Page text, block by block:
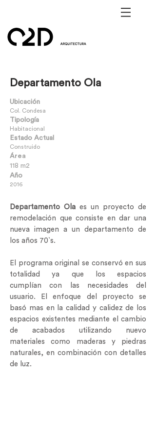
Departamento Ola
Ubicación
Col. Condesa
Tipología
Habitacional
Estado Actual
Construido
Área
118 m2
Año
2016
Departamento Ola es un proyecto de
remodelación que consiste en dar una
nueva imagen a un departamento de
los años 70`s.
El programa original se conservó en sus
totalidad ya que los espacios
cumplían con las necesidades del
usuario. El enfoque del proyecto se
basó mas en la calidad y calidez de los
espacios existentes mediante el cambio
de acabados utilizando nuevo
materiales como maderas y piedras
naturales, en combinación con detalles
de luz.